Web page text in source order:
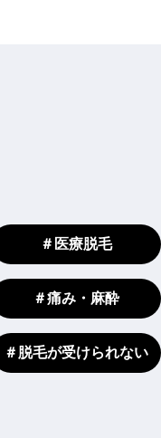
＃医療脱毛
＃痛み・麻酔
＃脱毛が受けられない